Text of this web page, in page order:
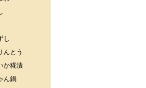
し
んとう
か糀漬
ん鍋